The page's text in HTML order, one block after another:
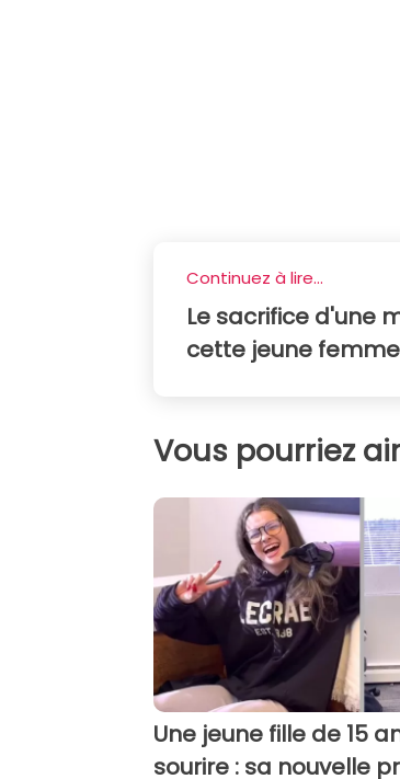
Continuez à lire...
Le sacrifice d'une
cette jeune
Vous pourriez
Une jeune fille de 15
sourire : sa nouvelle